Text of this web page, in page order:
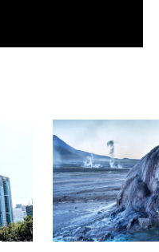
accadono nel
e